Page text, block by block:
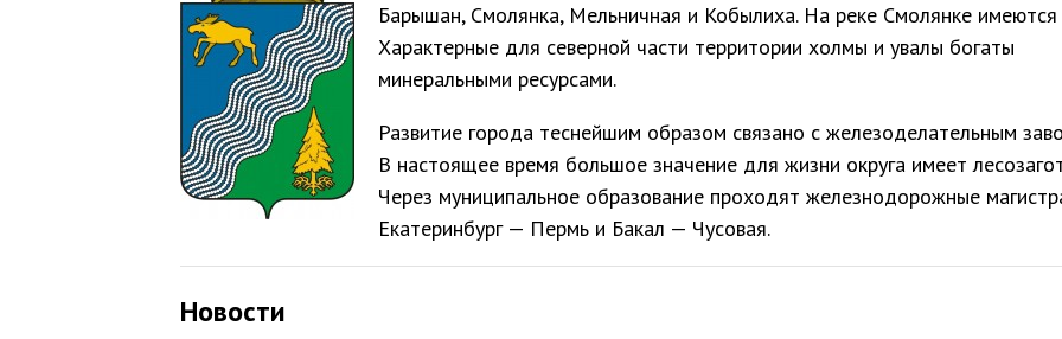
Барышан, Смолянка, Мельничная и Кобылиха. На реке Смолянке имеются
Характерные для северной части территории холмы и увалы богаты
минеральными ресурсами.
Развитие города теснейшим образом связано с железоделательным
В настоящее время большое значение для жизни округа имеет
Через муниципальное образование проходят железнодорожные
Екатеринбург — Пермь и Бакал — Чусовая.
Новости